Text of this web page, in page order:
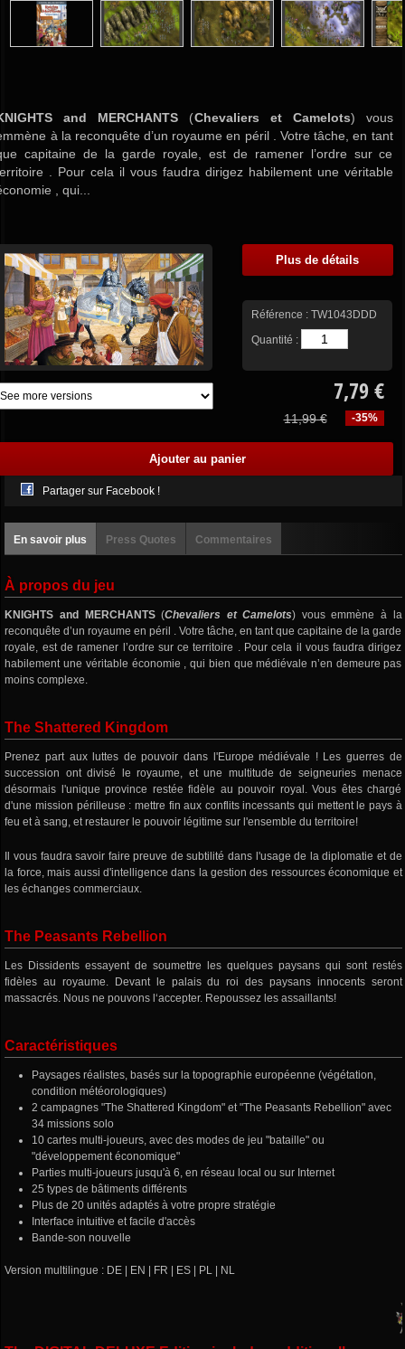
and MERCHANTS (Chevaliers et Camelots) vous
à la reconquête d’un royaume en péril . Votre tâche, en tant
capitaine de la garde royale, est de ramener l’ordre sur ce
. Pour cela il vous faudra dirigez habilement une véritable
, qui...
Plus de détails
Référence : TW1043DDD
Quantité :
7,79 €
-35%
11,99 €
Partager sur Facebook !
En savoir plus Press Quotes Commentaires
À propos du jeu
KNIGHTS and MERCHANTS(Chevaliers et Camelots) vous emmène à la
reconquête d’un royaume en péril . Votre tâche, en tant que capitaine de la garde
royale, est de ramener l’ordre sur ce territoire . Pour cela il vous faudra dirigez
habilement une véritable économie , qui bien que médiévale n’en demeure pas
moins complexe.
The Shattered Kingdom
Prenez part aux luttes de pouvoir dans l'Europe médiévale ! Les guerres de
succession ont divisé le royaume, et une multitude de seigneuries menace
désormais l'unique province restée fidèle au pouvoir royal. Vous êtes chargé
d'une mission périlleuse : mettre fin aux conflits incessants qui mettent le pays à
feu et à sang, et restaurer le pouvoir légitime sur l'ensemble du territoire!
Il vous faudra savoir faire preuve de subtilité dans l'usage de la diplomatie et de
la force, mais aussi d'intelligence dans la gestion des ressources économique et
les échanges commerciaux.
The Peasants Rebellion
Les Dissidents essayent de soumettre les quelques paysans qui sont restés
fidèles au royaume. Devant le palais du roi des paysans innocents seront
massacrés. Nous ne pouvons l‘accepter. Repoussez les assaillants!
Caractéristiques
Paysages réalistes, basés sur la topographie européenne (végétation,
condition météorologiques)
2 campagnes "The Shattered Kingdom" et "The Peasants Rebellion" avec
34 missions solo
10 cartes multi-joueurs, avec des modes de jeu "bataille" ou
"développement économique"
Parties multi-joueurs jusqu'à 6, en réseau local ou sur Internet
25 types de bâtiments différents
Plus de 20 unités adaptés à votre propre stratégie
Interface intuitive et facile d'accès
Bande-son nouvelle
Version multilingue : DE | EN | FR | ES | PL | NL